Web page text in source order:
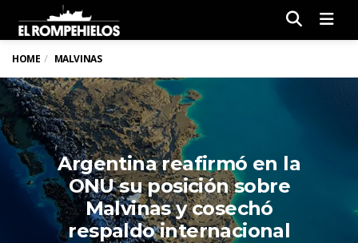
HOME MALVINAS
Argentina reafirmó en la
ONU su posición sobre
Malvinas y cosechó
respaldo internacional